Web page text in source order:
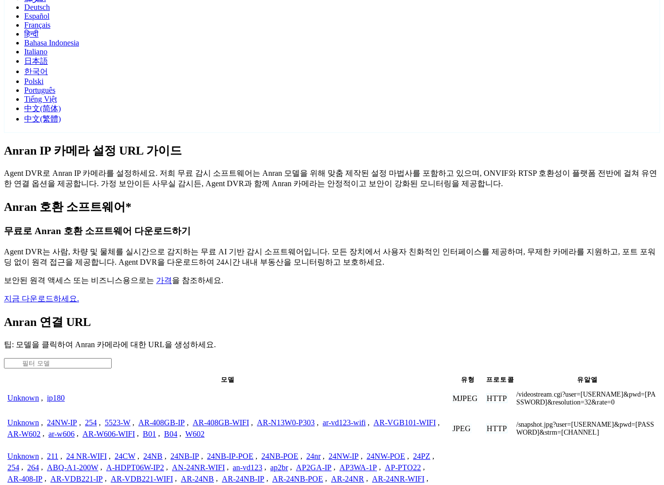
Deutsch
Español
Français
हिन्दी
Bahasa Indonesia
Italiano
日本語
한국어
Polski
Português
Tiếng Việt
中文(简体)
中文(繁體)
Anran IP 카메라 설정 URL 가이드
Agent DVR로 Anran IP 카메라를 설정하세요. 저희 무료 감시 소프트웨어는 Anran 모델을 위해 맞춤 제작된 설정 마법사를 포함하고 있으며, ONVIF와 RTSP 호환성이 플랫폼 전반에 걸쳐 유연
한 연결 옵션을 제공합니다. 가정 보안이든 사무실 감시든, Agent DVR과 함께 Anran 카메라는 안정적이고 보안이 강화된 모니터링을 제공합니다.
Anran 호환 소프트웨어*
무료로 Anran 호환 소프트웨어 다운로드하기
Agent DVR는 사람, 차량 및 물체를 실시간으로 감지하는 무료 AI 기반 감시 소프트웨어입니다. 모든 장치에서 사용자 친화적인 인터페이스를 제공하며, 무제한 카메라를 지원하고, 포트 포워
딩 없이 원격 접근을 제공합니다. Agent DVR을 다운로드하여 24시간 내내 부동산을 모니터링하고 보호하세요.
보안된 원격 액세스 또는 비즈니스용으로는 가격을 참조하세요.
지금 다운로드하세요.
Anran 연결 URL
팁: 모델을 클릭하여 Anran 카메라에 대한 URL을 생성하세요.
모델 유형 프로토콜 유알엘
Unknown , ip180 MJPEG HTTP
/videostream.cgi?user=[USERNAME]&pwd=[PA
SSWORD]&resolution=32&rate=0
Unknown , 24NW-IP , 254 , 5523-W , AR-408GB-IP , AR-408GB-WIFI , AR-N13W0-P303 , ar-vd123-wifi , AR-VGB101-WIFI ,
AR-W602 , ar-w606 , AR-W606-WIFI , B01 , B04 , W602
JPEG HTTP
/snapshot.jpg?user=[USERNAME]&pwd=[PASS
WORD]&strm=[CHANNEL]
Unknown , 211 , 24 NR-WIFI , 24CW , 24NB , 24NB-IP , 24NB-IP-POE , 24NB-POE , 24nr , 24NW-IP , 24NW-POE , 24PZ ,
254 , 264 , ABQ-A1-200W , A-HDPT06W-IP2 , AN-24NR-WIFI , an-vd123 , ap2br , AP2GA-IP , AP3WA-1P , AP-PTO22 ,
AR-408-IP , AR-VDB221-IP , AR-VDB221-WIFI , AR-24NB , AR-24NB-IP , AR-24NB-POE , AR-24NR , AR-24NR-WIFI ,